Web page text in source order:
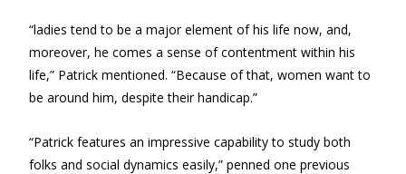
“ladies tend to be a major element of his life now, and,
moreover, he comes a sense of contentment within his
life,” Patrick mentioned. “Because of that, women want to
be around him, despite their handicap.”
“Patrick features an impressive capability to study both
folks and social dynamics easily,” penned one previous